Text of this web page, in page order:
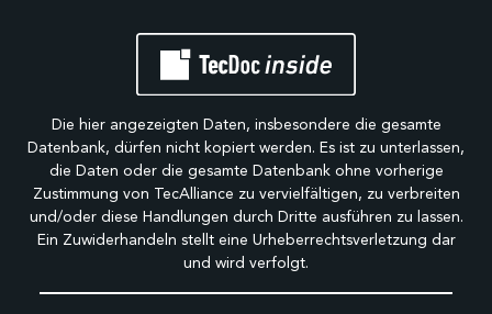
Die hier angezeigten Daten, insbesondere die gesamte
Datenbank, dürfen nicht kopiert werden. Es ist zu unterlassen,
die Daten oder die gesamte Datenbank ohne vorherige
Zustimmung von TecAlliance zu vervielfältigen, zu verbreiten
und/oder diese Handlungen durch Dritte ausführen zu lassen.
Ein Zuwiderhandeln stellt eine Urheberrechtsverletzung dar
und wird verfolgt.